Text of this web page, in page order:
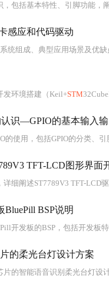
能，阐述了开发环境搭建，涵盖硬件准备与软件安装。详细说明了
感应和代码驱动
统组成、典型应用场景及优
发环境搭建（Keil+STM
认识—GPIO的基本输入
的使用，包括GPIO的分类、
TFT-LCD图形界面
细阐述ST7789V3 TFT-LCD驱动
BluePill BSP说明
板的BSP，包括开发板特性、资源支持、使用教程（快速上
的柔光台灯设计方案
能语音识别柔光台灯设计，包括语音识别、按键控